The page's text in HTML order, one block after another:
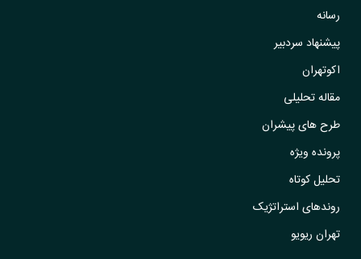
رسانه
پیشنهاد سردبیر
اکوتهران
مقاله تحلیلی
طرح های پیشران
پرونده ویژه
تحلیل کوتاه
روندهای استراتژیک
تهران ریویو